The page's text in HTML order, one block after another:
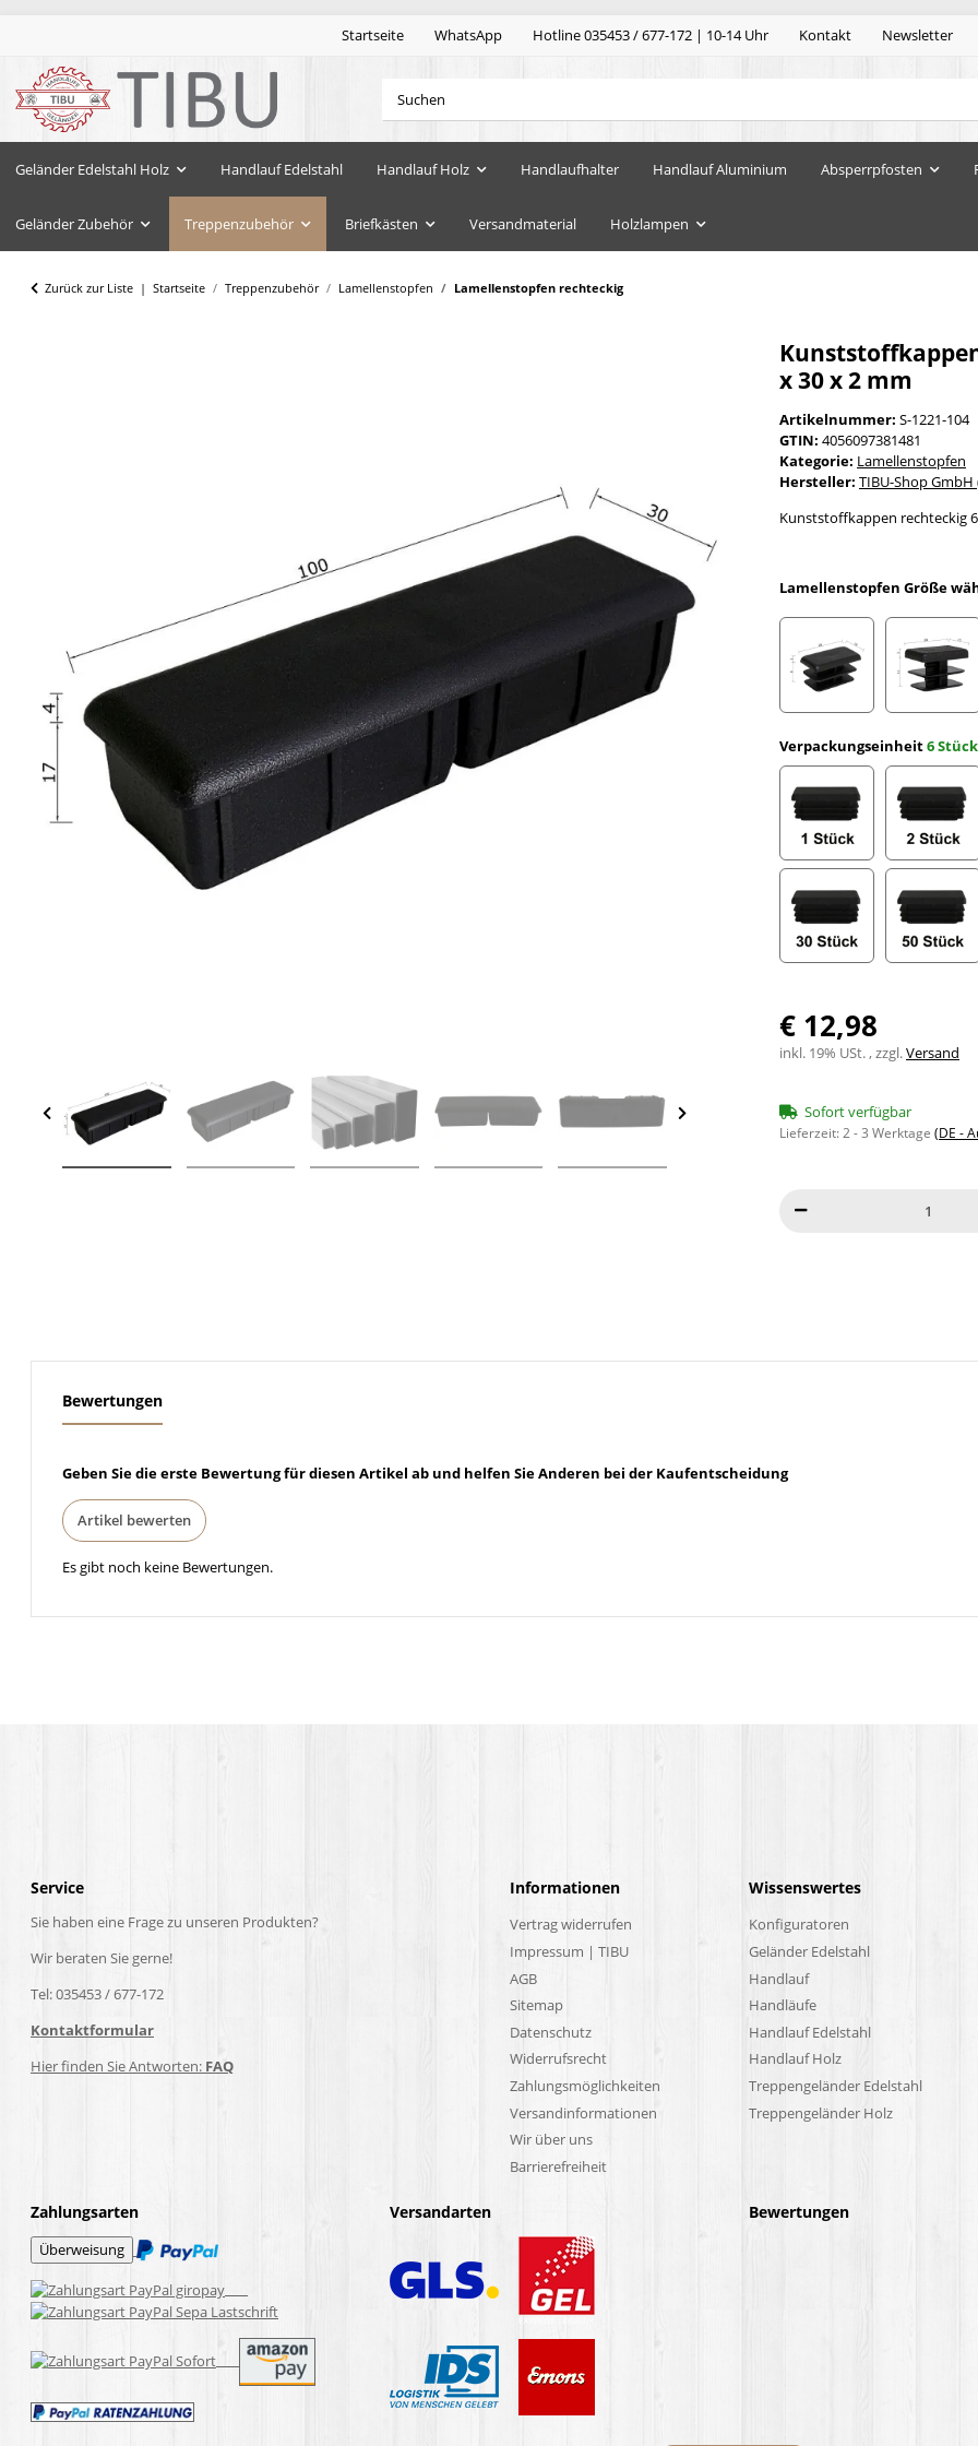
Startseite WhatsApp Hotline 035453 / 677-172 | 10-14 Uhr Kontakt Newsletter
Geländer Edelstahl Holz Handlauf Edelstahl Handlauf Holz Handlaufhalter Handlauf Aluminium Absperrpfosten
Geländer Zubehör Treppenzubehör Briefkästen Versandmaterial Holzlampen
Zurück zur Liste Startseite Treppenzubehör Lamellenstopfen Lamellenstopfen rechteckig
x 30 x 2 mm
Artikelnummer: S-1221-104
GTIN: 4056097381481
Kategorie: Lamellenstopfen
Hersteller: TIBU-Shop
Kunststoffkappen rechteckig
Lamellenstopfen Größe
Verpackungseinheit6 Stück
1 Stück 2 Stück
€ 12,98
inkl. 19% USt. , zzgl.Versand
Sofort verfügbar
Lieferzeit:2 - 3 Werktage (DE -
Bewertungen
Geben Sie die erste Bewertung für diesen Artikel ab und helfen Sie Anderen bei der Kaufentscheidung
Artikel bewerten
Es gibt noch keine Bewertungen.
Service
Sie haben eine Frage zu unseren Produkten?
Wir beraten Sie gerne!
Tel: 035453 / 677-172
Kontaktformular
Hier finden Sie Antworten: FAQ
Informationen
Vertrag widerrufen
Impressum | TIBU
AGB
Sitemap
Datenschutz
Widerrufsrecht
Zahlungsmöglichkeiten
Versandinformationen
Wir über uns
Barrierefreiheit
Wissenswertes
Konfiguratoren
Geländer Edelstahl
Handlauf
Handläufe
Handlauf Edelstahl
Handlauf Holz
Treppengeländer Edelstahl
Treppengeländer Holz
Zahlungsarten Versandarten Bewertungen